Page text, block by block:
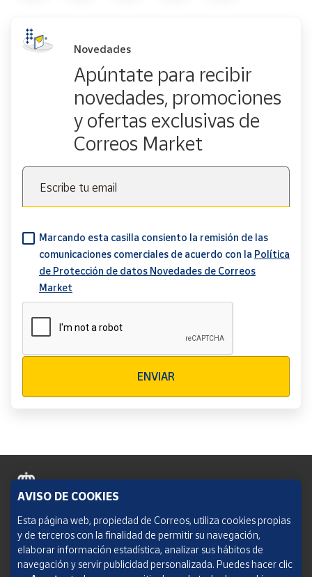
Novedades
Apúntate para recibir
novedades, promociones
y ofertas exclusivas de
Correos Market
Escribe tu email
Marcando esta casilla consiento la remisión de las
comunicaciones comerciales de acuerdo con la Política
de Protección de datos Novedades de Correos
Market
ENVIAR
Política de cookies
Aviso legal
Condiciones del servicio
AVISO DE COOKIES
Esta página web, propiedad de Correos, utiliza cookies propias
y de terceros con la finalidad de permitir su navegación,
elaborar información estadística, analizar sus hábitos de
navegación y servir publicidad personalizada. Puedes hacer clic